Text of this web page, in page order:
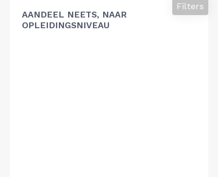
AANDEEL NEETS, NAAR
OPLEIDINGSNIVEAU
Filters